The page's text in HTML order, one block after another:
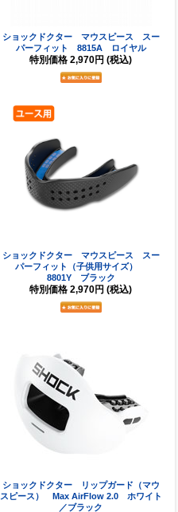
ショックドクター マウスピース スー
パーフィット 8815A ロイヤル
特別価格 2,970円 (税込)
ショックドクター マウスピース スー
パーフィット（子供用サイズ）
8801Y ブラック
特別価格 2,970円 (税込)
ショックドクター リップガード（マウ
スピース） Max AirFlow 2.0 ホワイト
／ブラック